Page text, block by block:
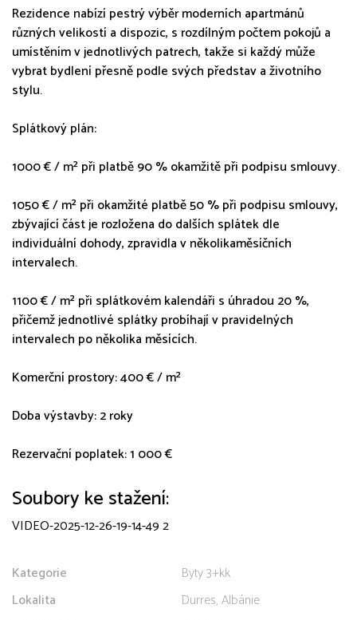
Rezidence nabízí pestrý výběr moderních apartmánů
různých velikostí a dispozic, s rozdílným počtem pokojů a
umístěním v jednotlivých patrech, takže si každý může
vybrat bydlení přesně podle svých představ a životního
stylu.
Splátkový plán:
1000 € / m² při platbě 90 % okamžitě při podpisu smlouvy.
1050 € / m² při okamžité platbě 50 % při podpisu smlouvy,
zbývající část je rozložena do dalších splátek dle
individuální dohody, zpravidla v několikaměsíčních
intervalech.
1100 € / m² při splátkovém kalendáři s úhradou 20 %,
přičemž jednotlivé splátky probíhají v pravidelných
intervalech po několika měsících.
Komerční prostory: 400 € / m²
Doba výstavby: 2 roky
Rezervační poplatek: 1 000 €
Soubory ke stažení:
VIDEO-2025-12-26-19-14-49 2
Kategorie
Byty 3+kk
Lokalita
Durres, Albánie